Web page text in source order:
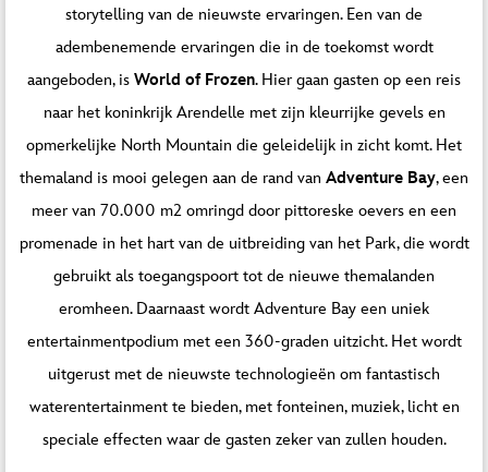
storytelling van de nieuwste ervaringen. Een van de
adembenemende ervaringen die in de toekomst wordt
aangeboden, is World of Frozen. Hier gaan gasten op een reis
naar het koninkrijk Arendelle met zijn kleurrijke gevels en
opmerkelijke North Mountain die geleidelijk in zicht komt. Het
themaland is mooi gelegen aan de rand van Adventure Bay, een
meer van 70.000 m2 omringd door pittoreske oevers en een
promenade in het hart van de uitbreiding van het Park, die wordt
gebruikt als toegangspoort tot de nieuwe themalanden
eromheen. Daarnaast wordt Adventure Bay een uniek
entertainmentpodium met een 360-graden uitzicht. Het wordt
uitgerust met de nieuwste technologieën om fantastisch
waterentertainment te bieden, met fonteinen, muziek, licht en
speciale effecten waar de gasten zeker van zullen houden.